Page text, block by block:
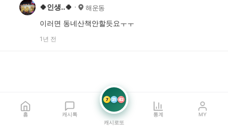
🍀인생..🍀 해운동
이러면 동네산책안할듯요ㅜㅜ
1년 전
홈 캐시톡
7 21 42
캐시로또
통계 MY